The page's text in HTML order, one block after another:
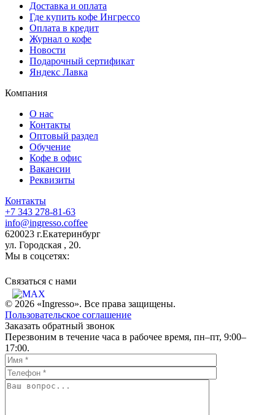
Доставка и оплата
Где купить кофе Ингрессо
Оплата в кредит
Журнал о кофе
Новости
Подарочный сертификат
Яндекс Лавка
Компания
О нас
Контакты
Оптовый раздел
Обучение
Кофе в офис
Вакансии
Реквизиты
Контакты
+7 343 278-81-63
info@ingresso.coffee
620023 г.Екатеринбург
ул. Городская , 20.
Мы в соцсетях:
Связаться c нами
© 2026 «Ingresso». Все права защищены.
Пользовательское соглашение
Заказать обратный звонок
Перезвоним в течение часа в рабочее время, пн–пт, 9:00–
17:00.